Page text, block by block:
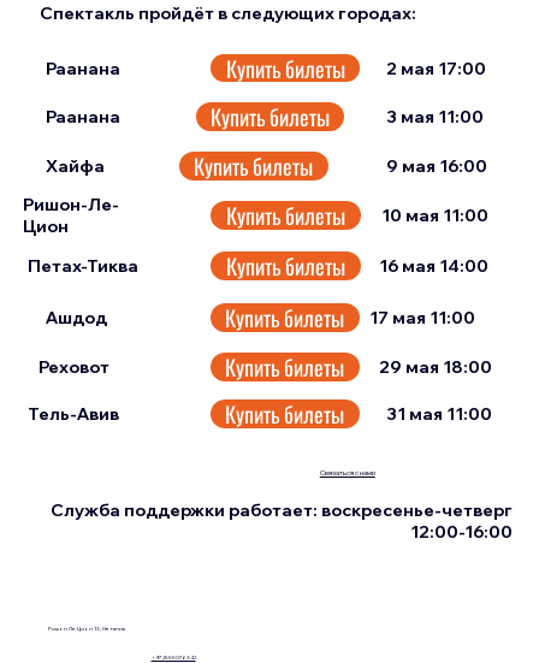
Спектакль пройдёт в следующих городах:
Раанана Купить билеты 2 мая 17:00
Тель-Авив Купить билеты 31 мая 11:00
Реховот Купить билеты 29 мая 18:00
Ашдод Купить билеты 17 мая 11:00
Петах-Тиква Купить билеты 16 мая 14:00
Ришон-Ле-
Цион
Купить билеты 10 мая 11:00
Хайфа Купить билеты 9 мая 16:00
Раанана Купить билеты 3 мая 11:00
Ришон Ле-Цион 13, Нетания
+972555076342
Связаться с нами
Служба поддержки работает: воскресенье-четверг
12:00-16:00